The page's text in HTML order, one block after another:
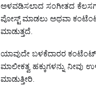
ಅಳವಡಿಸಲಾದ ಸಂಗೀತದ
ಪೋಸ್ಟ್ ಮಾಡಲು ಅಥವಾ
ಮಾಡುತ್ತದೆ.
ಯಾವುದೇ ಬಳಕೆದಾರರ ಕಂಟೆಂಟ್
ಮಾಲೀಕತ್ವ ಹಕ್ಕುಗಳನ್ನು
ಮಾಡುತ್ತೀರಿ.